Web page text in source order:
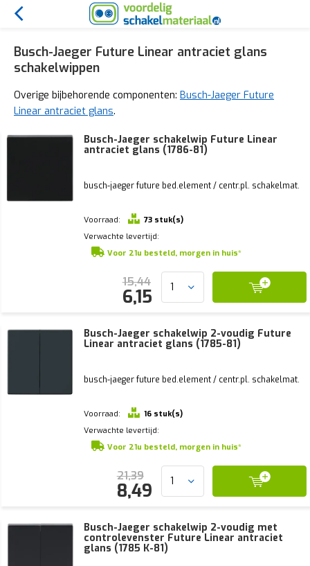
Busch-Jaeger Future Linear antraciet glans
schakelwippen
Overige bijbehorende componenten: Busch-Jaeger Future
Linear antraciet glans.
Busch-Jaeger schakelwip Future Linear
antraciet glans (1786-81)
busch-jaeger future bed.element / centr.pl. schakelmat.
Voorraad:
73 stuk(s)
Verwachte levertijd:
Voor 21u besteld, morgen in huis*
15,44
6,15
Busch-Jaeger schakelwip 2-voudig Future
Linear antraciet glans (1785-81)
busch-jaeger future bed.element / centr.pl. schakelmat.
Voorraad:
16 stuk(s)
Verwachte levertijd:
Voor 21u besteld, morgen in huis*
21,39
8,49
Busch-Jaeger schakelwip 2-voudig met
controlevenster Future Linear antraciet
glans (1785 K-81)